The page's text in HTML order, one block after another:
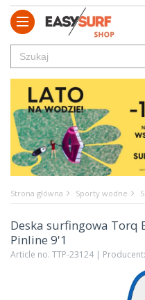
Strona główna Sporty wodne
Deska surfingowa Torq
Pinline 9'1
Article no. TTP-23124 | Producent: